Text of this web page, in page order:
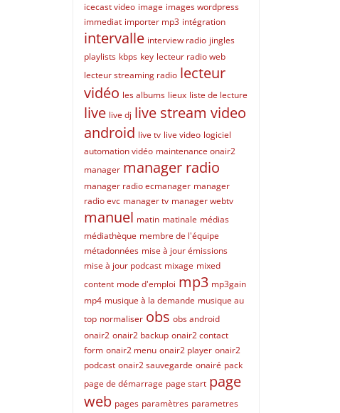
icecast video image images wordpress
immediat importer mp3 intégration
intervalle interview radio jingles
playlists kbps key lecteur radio web
lecteur streaming radio lecteur
vidéo les albums lieux liste de lecture
live live dj live stream video
android live tv live video logiciel
automation vidéo maintenance onair2
manager manager radio
manager radio ecmanager manager
radio evc manager tv manager webtv
manuel matin matinale médias
médiathèque membre de l'équipe
métadonnées mise à jour émissions
mise à jour podcast mixage mixed
content mode d'emploi mp3 mp3gain
mp4 musique à la demande musique au
top normaliser obs obs android
onair2 onair2 backup onair2 contact
form onair2 menu onair2 player onair2
podcast onair2 sauvegarde onairé pack
page de démarrage page start page
web pages paramètres parametres